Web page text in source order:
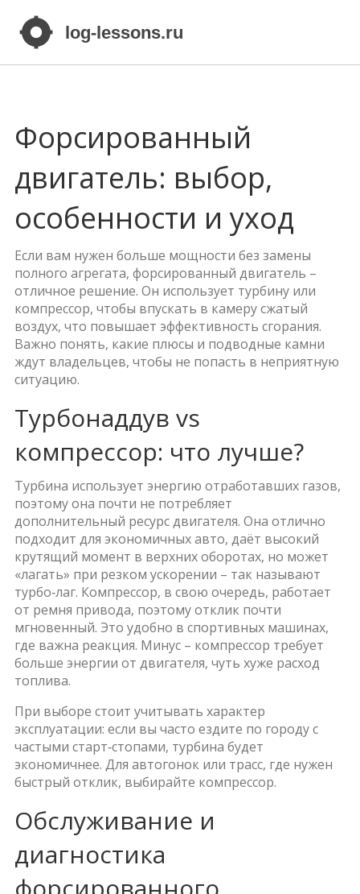
Форсированный
двигатель: выбор,
особенности и уход
Если вам нужен больше мощности без замены
полного агрегата, форсированный двигатель –
отличное решение. Он использует турбину или
компрессор, чтобы впускать в камеру сжатый
воздух, что повышает эффективность сгорания.
Важно понять, какие плюсы и подводные камни
ждут владельцев, чтобы не попасть в неприятную
ситуацию.
Турбонаддув vs
компрессор: что лучше?
Турбина использует энергию отработавших газов,
поэтому она почти не потребляет
дополнительный ресурс двигателя. Она отлично
подходит для экономичных авто, даёт высокий
крутящий момент в верхних оборотах, но может
«лагать» при резком ускорении – так называют
турбо‑лаг. Компрессор, в свою очередь, работает
от ремня привода, поэтому отклик почти
мгновенный. Это удобно в спортивных машинах,
где важна реакция. Минус – компрессор требует
больше энергии от двигателя, чуть хуже расход
топлива.
При выборе стоит учитывать характер
эксплуатации: если вы часто ездите по городу с
частыми старт‑стопами, турбина будет
экономичнее. Для автогонок или трасс, где нужен
быстрый отклик, выбирайте компрессор.
Обслуживание и
диагностика